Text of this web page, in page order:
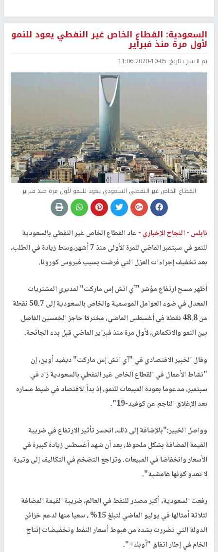
السعودية: القطاع الخاص غير النفطي يعود للنمو
لأول مرة منذ فبراير
تم النشر بتاريخ: 2020-10-05 11:06
القطاع الخاص غير النفطي السعودي يعود للنمو لأول مرة منذ فبراير
نابلس -النجاح الإخباري -عاد القطاع الخاص غير النفطي بالسعودية
للنمو في سبتمبر الماضي للمرة الأولى منذ 7 أشهر،وسط زيادة في الطلب،
بعد تخفيف إجراءات العزل التي فرضت بسبب فيروس كورونا.
أظهر مسح ارتفاع مؤشر "آي اتش إس ماركت" لمديري المشتريات
المعدل في ضوء العوامل الموسمية والخاص بالسعودية إلى 50.7 نقطة
من 48.8 نقطة في أغسطس الماضي، مخترقا حاجز الخمسين الفاصل
بين النمو والانكماش، لأول مرة منذ فبراير الماضي قبل بدء الجائحة.
وقال الخبير الاقتصادي في "آي اتش إس ماركت" ديفيد أوين، إن
"نشاط الأعمال في القطاع الخاص غير النفطي بالسعودية زاد في
سبتمبر، مدعوما بعودة المبيعات للنمو، إذ بدأ الاقتصاد في ضبط مساره
بعد الإغلاق الناجم عن كوفيد-19".
وواصل الخبير:"بالإضافة إلى ذلك، انحسر تأثير الارتفاع في ضريبة
القيمة المضافة بشكل ملحوظ، بعد أن شهد أغسطس زيادة كبيرة في
الأسعار وانخفاضا في المبيعات. وتراجع التضخم في التكاليف إلى وتيرة
لا تعدو كونها هامشية".
رفعت السعودية، أكبر مصدر للنفط في العالم، ضريبة القيمة المضافة
لثلاثة أمثالها في يوليو الماضي لتبلغ 15% ، سعيا منها لدعم خزائن
الدولة التي تضررت بشدة من هبوط أسعار النفط وتخفيضات إنتاج
الخام في إطار اتفاق "أوبك+".